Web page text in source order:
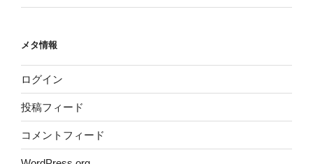
メタ情報
ログイン
投稿フィード
コメントフィード